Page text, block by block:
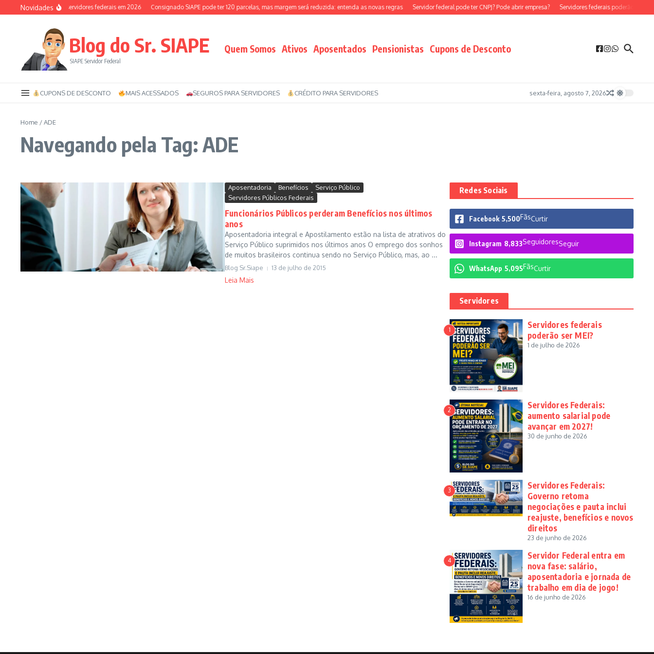
Ir para o conteúdo
Novidades
Auxílio-saúde dos servidores federais em 2026 Consignado SIAPE pode ter 120 parcelas, mas margem será reduzida: entenda as novas regras Servidor federal pode ter CNPJ? Pode abrir empresa? Servidores federais poderão ser MEI?
Blog do Sr. SIAPE
SIAPE Servidor Federal
Quem Somos Ativos Aposentados Pensionistas Cupons de Desconto
CUPONS DE DESCONTO MAIS ACESSADOS SEGUROS PARA SERVIDORES CRÉDITO PARA SERVIDORES sexta-feira, agosto 7, 2026
Home /ADE
Navegando pela Tag: ADE
Aposentadoria Benefícios
Serviço Público
Servidores Públicos Federais
Funcionários Públicos perderam Benefícios nos últimos
anos
Aposentadoria integral e Apostilamento estão na lista de atrativos do
Serviço Público suprimidos nos últimos anos O emprego dos sonhos
de muitos brasileiros continua sendo no Serviço Público, mas, ao ...
Blog Sr.Siape 13 de julho de 2015
Leia Mais
Redes Sociais
Facebook 5,500FãsCurtir
Instagram 8,833SeguidoresSeguir
WhatsApp 5,095FãsCurtir
Servidores
1
Servidores federais
poderão ser MEI?
1 de julho de 2026
2
Servidores Federais:
aumento salarial pode
avançar em 2027!
30 de junho de 2026
3
Servidores Federais:
Governo retoma
negociações e pauta inclui
reajuste, benefícios e novos
direitos
23 de junho de 2026
4
Servidor Federal entra em
nova fase: salário,
aposentadoria e jornada de
trabalho em dia de jogo!
16 de junho de 2026